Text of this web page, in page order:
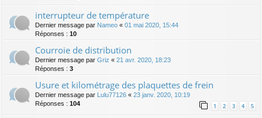
interrupteur de température
Dernier message par Nameo « 01 mai 2020, 15:44
Réponses : 10
Courroie de distribution
Dernier message par Griz « 21 avr. 2020, 18:23
Réponses : 3
Usure et kilométrage des plaquettes de frein
Dernier message par Lulu77126 « 23 janv. 2020, 10:19
Réponses : 104 1 2 3 4 5